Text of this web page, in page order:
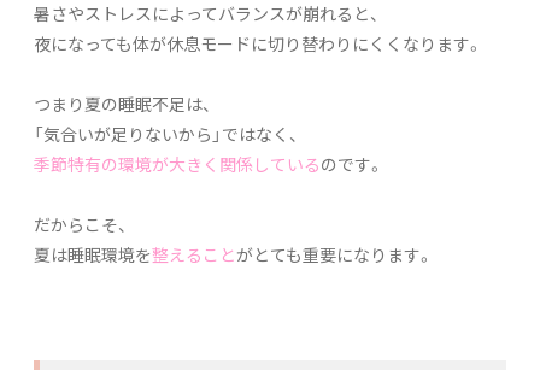
暑さやストレスによってバランスが崩れると、
夜になっても体が休息モードに切り替わりにくくなります。
つまり夏の睡眠不足は、
「気合いが足りないから」ではなく、
季節特有の環境が大きく関係しているのです。
だからこそ、
夏は睡眠環境を整えることがとても重要になります。